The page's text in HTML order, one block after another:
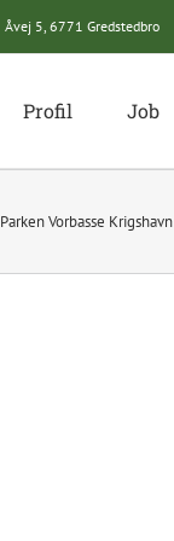
Åvej 5, 6771 Gredstedbro
Profil Job
Parken Vorbasse Krigshavn